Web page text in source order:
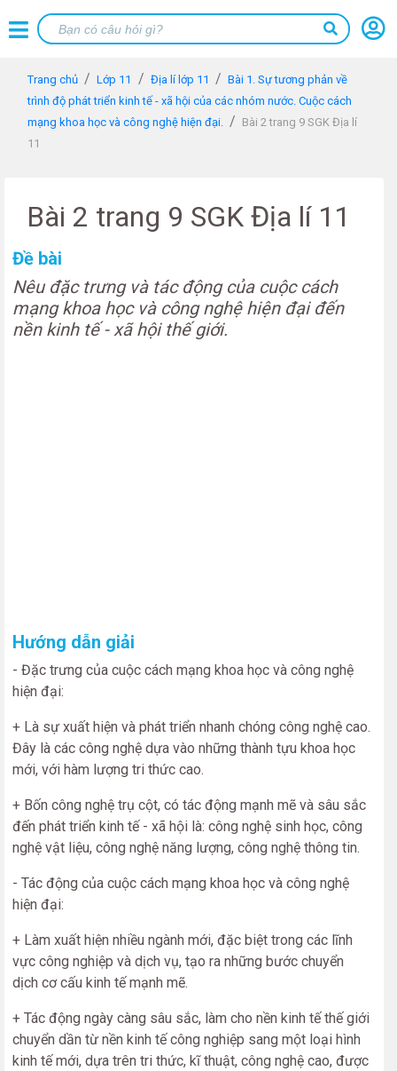
Trang chủ Lớp 11 Địa lí lớp 11
Bài 1. Sự tương phản về
trình độ phát triển kinh tế - xã hội của các nhóm nước. Cuộc cách
mạng khoa học và công nghệ hiện đại.
Bài 2 trang 9 SGK Địa lí
11
Bài 2 trang 9 SGK Địa lí 11
Đề bài
Nêu đặc trưng và tác động của cuộc cách
mạng khoa học và công nghệ hiện đại đến
nền kinh tế - xã hội thế giới.
Hướng dẫn giải
- Đặc trưng của cuộc cách mạng khoa học và công nghệ
hiện đại:
+ Là sự xuất hiện và phát triển nhanh chóng công nghệ cao.
Đây là các công nghệ dựa vào những thành tựu khoa học
mới, với hàm lượng tri thức cao.
+ Bốn công nghệ trụ cột, có tác động mạnh mẽ và sâu sắc
đến phát triển kinh tế - xã hội là: công nghệ sinh học, công
nghệ vật liệu, công nghệ năng lượng, công nghệ thông tin.
- Tác động của cuộc cách mạng khoa học và công nghệ
hiện đại:
+ Làm xuất hiện nhiều ngành mới, đặc biệt trong các lĩnh
vực công nghiệp và dịch vụ, tạo ra những bước chuyển
dịch cơ cấu kinh tế mạnh mẽ.
+ Tác động ngày càng sâu sắc, làm cho nền kinh tế thế giới
chuyển dần từ nền kinh tế công nghiệp sang một loại hình
kinh tế mới, dựa trên tri thức, kĩ thuật, công nghệ cao, được